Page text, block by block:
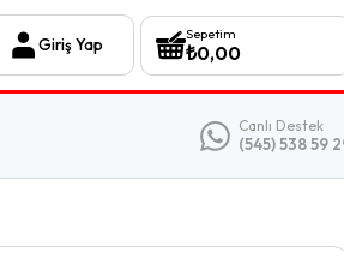
Giriş Yap
Sepetim
₺0,00
Canlı Destek
(545) 538 59